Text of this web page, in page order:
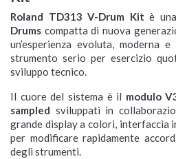
Roland TD313 V-Drum Kit è una
Drums compatta di nuova
un’esperienza evoluta, moderna
strumento serio per esercizio
sviluppo tecnico.
Il cuore del sistema è il modulo
sampled sviluppati in
grande display a colori, interfaccia
per modificare rapidamente
degli strumenti.